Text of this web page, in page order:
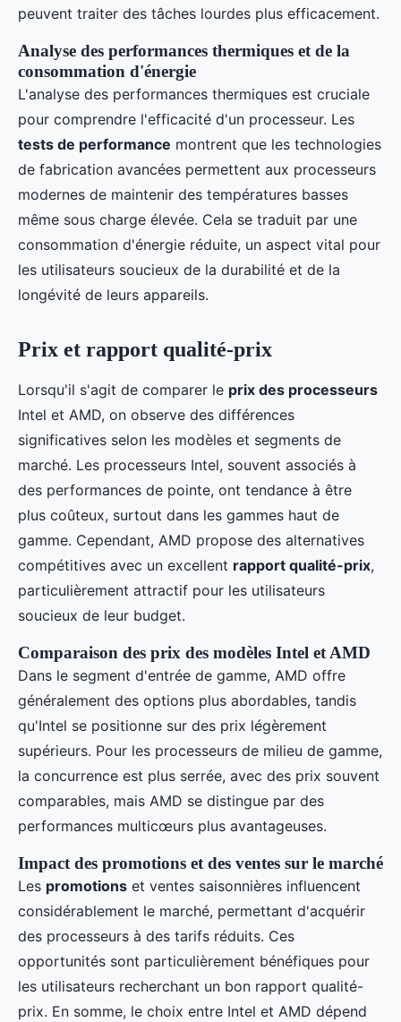
peuvent traiter des tâches lourdes plus efficacement.
Analyse des performances thermiques et de la
consommation d'énergie
L'analyse des performances thermiques est cruciale
pour comprendre l'efficacité d'un processeur. Les
tests de performance montrent que les technologies
de fabrication avancées permettent aux processeurs
modernes de maintenir des températures basses
même sous charge élevée. Cela se traduit par une
consommation d'énergie réduite, un aspect vital pour
les utilisateurs soucieux de la durabilité et de la
longévité de leurs appareils.
Prix et rapport qualité-prix
Lorsqu'il s'agit de comparer le prix des processeurs
Intel et AMD, on observe des différences
significatives selon les modèles et segments de
marché. Les processeurs Intel, souvent associés à
des performances de pointe, ont tendance à être
plus coûteux, surtout dans les gammes haut de
gamme. Cependant, AMD propose des alternatives
compétitives avec un excellent rapport qualité-prix,
particulièrement attractif pour les utilisateurs
soucieux de leur budget.
Comparaison des prix des modèles Intel et AMD
Dans le segment d'entrée de gamme, AMD offre
généralement des options plus abordables, tandis
qu'Intel se positionne sur des prix légèrement
supérieurs. Pour les processeurs de milieu de gamme,
la concurrence est plus serrée, avec des prix souvent
comparables, mais AMD se distingue par des
performances multicœurs plus avantageuses.
Impact des promotions et des ventes sur le marché
Les promotions et ventes saisonnières influencent
considérablement le marché, permettant d'acquérir
des processeurs à des tarifs réduits. Ces
opportunités sont particulièrement bénéfiques pour
les utilisateurs recherchant un bon rapport qualité-
prix. En somme, le choix entre Intel et AMD dépend